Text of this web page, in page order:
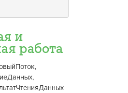
и
работа